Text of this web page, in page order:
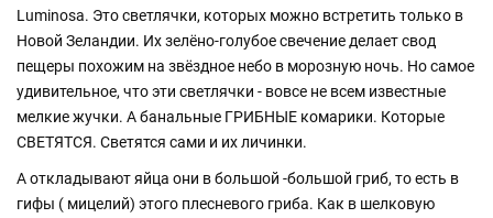
Luminosa. Это светлячки, которых можно встретить только в
Новой Зеландии. Их зелёно-голубое свечение делает свод
пещеры похожим на звёздное небо в морозную ночь. Но самое
удивительное, что эти светлячки - вовсе не всем известные
мелкие жучки. А банальные ГРИБНЫЕ комарики. Которые
СВЕТЯТСЯ. Светятся сами и их личинки.
А откладывают яйца они в большой -большой гриб, то есть в
гифы ( мицелий) этого плесневого гриба. Как в шелковую